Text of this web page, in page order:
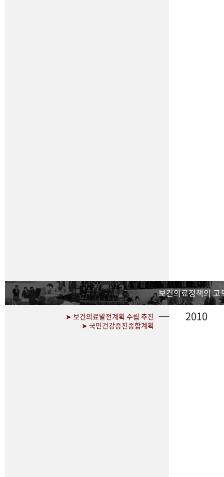
보건의료정책의 고
➤ 보건의료발전계획 수립 추진
➤ 국민건강증진종합계획
2010